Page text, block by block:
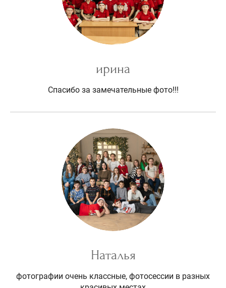
ирина
Спасибо за замечательные фото!!!
Наталья
фотографии очень классные, фотосессии в разных